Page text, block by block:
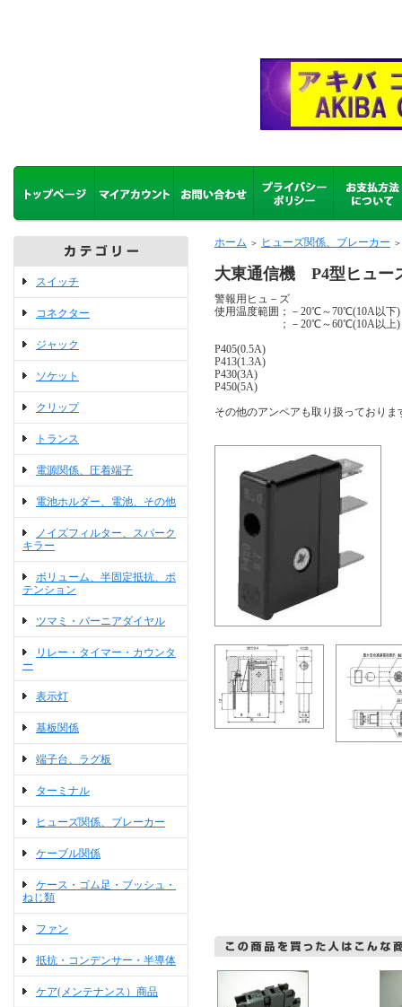
スイッチ
コネクター
ジャック
ソケット
クリップ
トランス
電源関係、圧着端子
電池ホルダー、電池、その他
ノイズフィルター、スパーク
キラー
ボリューム、半固定抵抗、ポ
テンション
ツマミ・バーニアダイヤル
リレー・タイマー・カウンタ
ー
表示灯
基板関係
端子台、ラグ板
ターミナル
ヒューズ関係、ブレーカー
ケーブル関係
ケース・ゴム足・ブッシュ・
ねじ類
ファン
抵抗・コンデンサー・半導体
ケア(メンテナンス）商品
ホーム ＞ ヒューズ関係、ブレーカー ＞
大東通信機 P4型ヒュー
警報用ヒュ－ズ
使用温度範囲；－20℃～70℃(10A以下)
；－20℃～60℃(10A以上)
P405(0.5A)
P413(1.3A)
P430(3A)
P450(5A)
その他のアンペアも取り扱っており